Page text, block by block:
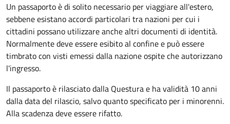
Un passaporto è di solito necessario per viaggiare all'estero,
sebbene esistano accordi particolari tra nazioni per cui i
cittadini possano utilizzare anche altri documenti di identità.
Normalmente deve essere esibito al confine e può essere
timbrato con visti emessi dalla nazione ospite che autorizzano
l'ingresso.
Il passaporto è rilasciato dalla Questura e ha validità 10 anni
dalla data del rilascio, salvo quanto specificato per i minorenni.
Alla scadenza deve essere rifatto.